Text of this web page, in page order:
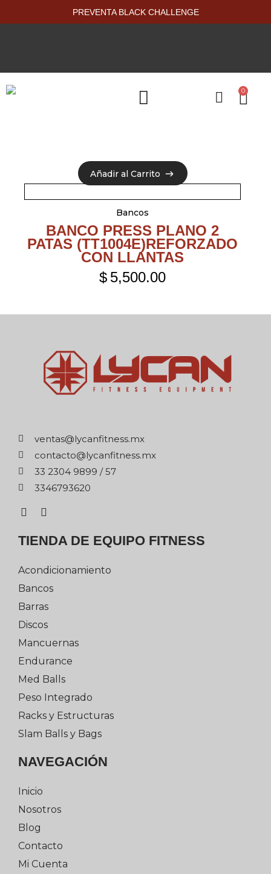
PREVENTA BLACK CHALLENGE
0
Añadir al Carrito
Añadir al Carrito
Bancos
BANCO PRESS PLANO 2
PATAS (TT1004E)REFORZADO
CON LLANTAS
$ 5,500.00
xm.ssentifnacyl@satnev
xm.ssentifnacyl@otcatnoc
75 / 9989 4032 33
0263976433
TIENDA DE EQUIPO FITNESS
Acondicionamiento
Bancos
Barras
Discos
Mancuernas
Endurance
Med Balls
Peso Integrado
Racks y Estructuras
Slam Balls y Bags
NAVEGACIÓN
Inicio
Nosotros
Blog
Contacto
Mi Cuenta